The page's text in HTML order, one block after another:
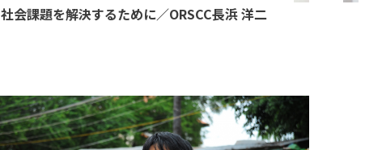
社会課題を解決するために／ORSCC長浜 洋二